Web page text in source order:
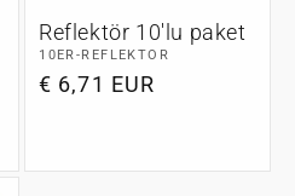
Reflektör 10'lu paket
10ER-REFLEKTOR
Normal
€ 6,71 EUR